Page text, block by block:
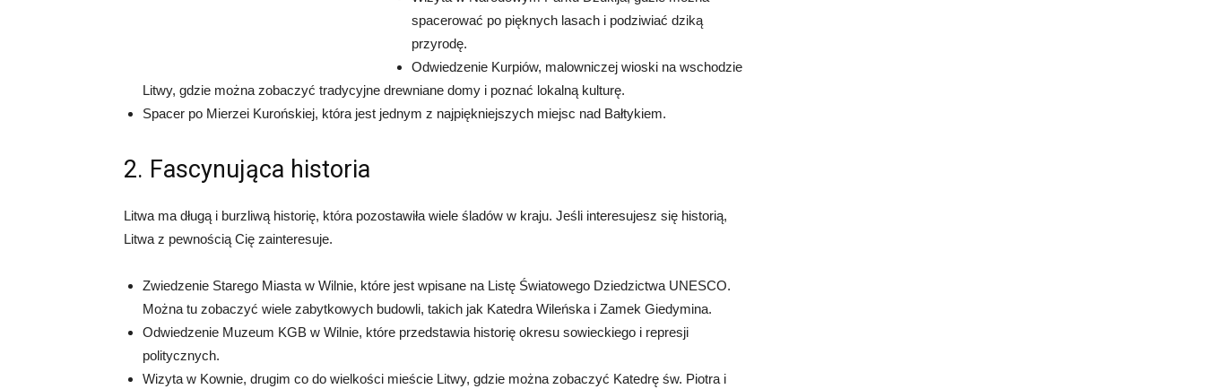
spacerować po pięknych lasach i podziwiać dziką
przyrodę.
Odwiedzenie Kurpiów, malowniczej wioski na wschodzie
Litwy, gdzie można zobaczyć tradycyjne drewniane domy i poznać lokalną kulturę.
Spacer po Mierzei Kurońskiej, która jest jednym z najpiękniejszych miejsc nad Bałtykiem.
2. Fascynująca historia
Litwa ma długą i burzliwą historię, która pozostawiła wiele śladów w kraju. Jeśli interesujesz się historią,
Litwa z pewnością Cię zainteresuje.
Zwiedzenie Starego Miasta w Wilnie, które jest wpisane na Listę Światowego Dziedzictwa UNESCO.
Można tu zobaczyć wiele zabytkowych budowli, takich jak Katedra Wileńska i Zamek Giedymina.
Odwiedzenie Muzeum KGB w Wilnie, które przedstawia historię okresu sowieckiego i represji
politycznych.
Wizyta w Kownie, drugim co do wielkości mieście Litwy, gdzie można zobaczyć Katedrę św. Piotra i